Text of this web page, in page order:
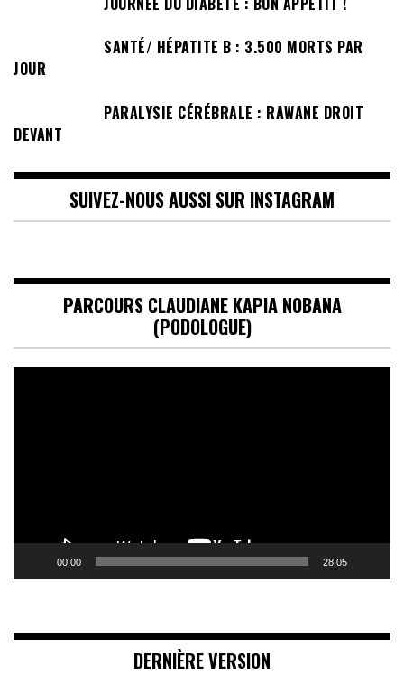
SANTÉ/ HÉPATITE B : 3.500 MORTS PAR
JOUR
PARALYSIE CÉRÉBRALE : RAWANE DROIT
DEVANT
SUIVEZ-NOUS AUSSI SUR INSTAGRAM
PARCOURS CLAUDIANE KAPIA NOBANA
(PODOLOGUE)
00:00 28:05
DERNIÈRE VERSION